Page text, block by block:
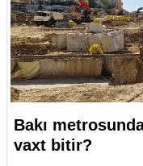
Bakı
vaxt bitir?